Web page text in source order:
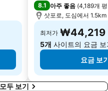
8.1 아주 좋음 (4,189개
삿포로, 도심에서 1.5km
최저가 ₩44,219
5개 사이트의 요금 보
요금 보
두 보기